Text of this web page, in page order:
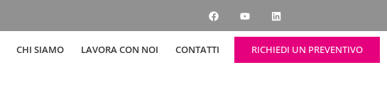
CHI SIAMO LAVORA CON NOI CONTATTI RICHIEDI UN PREVENTIVO